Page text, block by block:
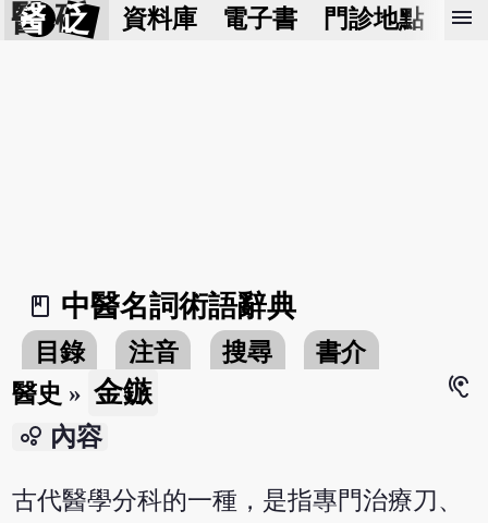
醫 砭 資料庫 電子書 門診地點 預
menu
book_2
中醫名詞術語辭典
目錄 注音 搜尋
書介
醫史 » 金鏃
hearing
bubble_chart 內容
古代醫學分科的一種，是指專門治療刀、